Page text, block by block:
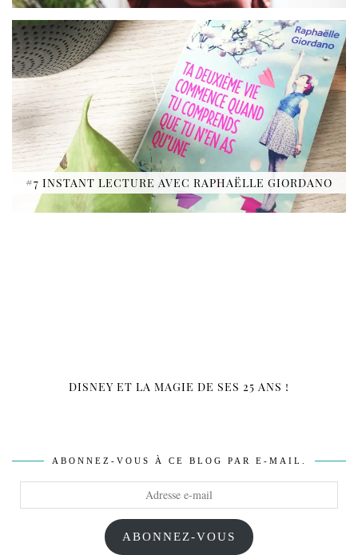
#7 INSTANT LECTURE AVEC RAPHAËLLE GIORDANO
DISNEY ET LA MAGIE DE SES 25 ANS !
ABONNEZ-VOUS À CE BLOG PAR E-MAIL.
ABONNEZ-VOUS